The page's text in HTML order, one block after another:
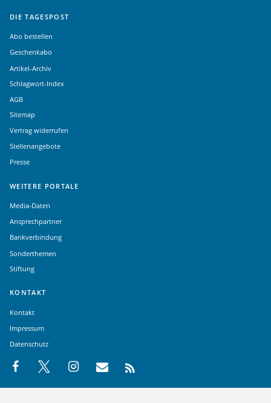
DIE TAGESPOST
Abo bestellen
Geschenkabo
Artikel-Archiv
Schlagwort-Index
AGB
Sitemap
Vertrag widerrufen
Stellenangebote
Presse
WEITERE PORTALE
Media-Daten
Ansprechpartner
Bankverbindung
Sonderthemen
Stiftung
KONTAKT
Kontakt
Impressum
Datenschutz